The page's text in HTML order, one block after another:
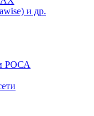
и др.
РОСА